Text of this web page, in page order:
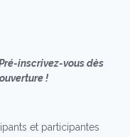
inscrivez-vous dès
!
et participantes